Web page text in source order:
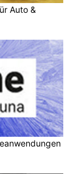
Auto &